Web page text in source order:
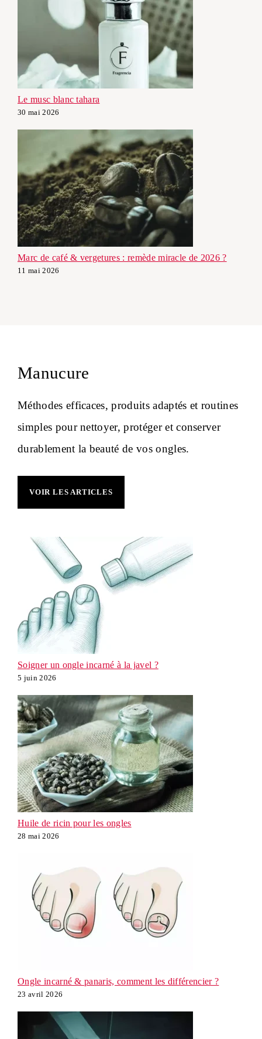
Le musc blanc tahara
30 mai 2026
Marc de café & vergetures : remède miracle de 2026 ?
11 mai 2026
Manucure
Méthodes efficaces, produits adaptés et routines
simples pour nettoyer, protéger et conserver
durablement la beauté de vos ongles.
VOIR LES ARTICLES
Soigner un ongle incarné à la javel ?
5 juin 2026
Huile de ricin pour les ongles
28 mai 2026
Ongle incarné & panaris, comment les différencier ?
23 avril 2026